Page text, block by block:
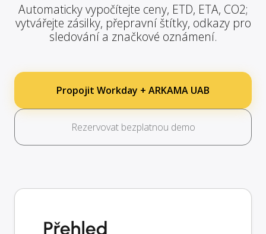
Automaticky vypočítejte ceny, ETD, ETA, CO2;
vytvářejte zásilky, přepravní štítky, odkazy pro
sledování a značkové oznámení.
Propojit Workday + ARKAMA UAB
Rezervovat bezplatnou demo
Přehled